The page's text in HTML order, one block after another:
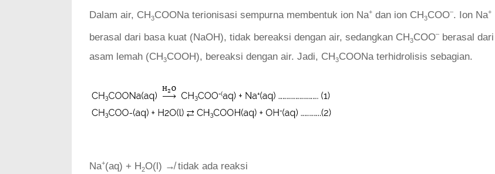
Dalam air, CH3COONa terionisasi sempurna membentuk ion Na+ dan ion CH3COO–. Ion Na+
berasal dari basa kuat (NaOH), tidak bereaksi dengan air, sedangkan CH3COO– berasal dari
asam lemah (CH3COOH), bereaksi dengan air. Jadi, CH3COONa terhidrolisis sebagian.
Na+(aq) + H2O(l) ↛ tidak ada reaksi